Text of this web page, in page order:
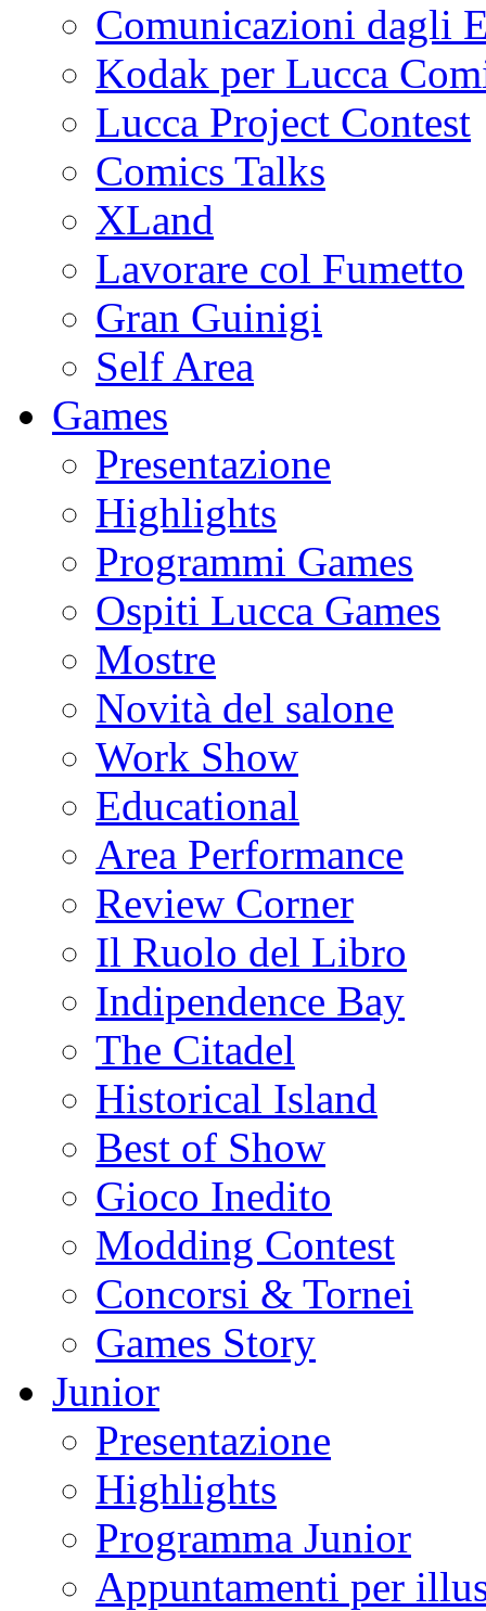
Comunicazioni dagli
Kodak per Lucca
Lucca Project Contest
Comics Talks
XLand
Lavorare col Fumetto
Gran Guinigi
Self Area
Games
Presentazione
Highlights
Programmi Games
Ospiti Lucca Games
Mostre
Novità del salone
Work Show
Educational
Area Performance
Review Corner
Il Ruolo del Libro
Indipendence Bay
The Citadel
Historical Island
Best of Show
Gioco Inedito
Modding Contest
Concorsi & Tornei
Games Story
Junior
Presentazione
Highlights
Programma Junior
Appuntamenti per